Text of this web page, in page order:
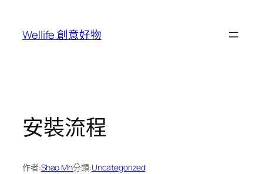
Wellife 創意好物
安裝流程
作者:Shao Mh分類:Uncategorized